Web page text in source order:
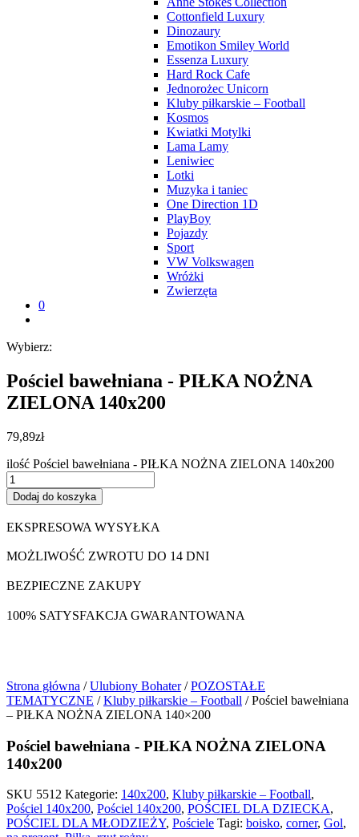
Cottonfield Luxury
Dinozaury
Emotikon Smiley World
Essenza Luxury
Hard Rock Cafe
Jednorożec Unicorn
Kluby piłkarskie – Football
Kosmos
Kwiatki Motylki
Lama Lamy
Leniwiec
Lotki
Muzyka i taniec
One Direction 1D
PlayBoy
Pojazdy
Sport
VW Volkswagen
Wróżki
Zwierzęta
0
Wybierz:
Pościel bawełniana - PIŁKA NOŻNA
ZIELONA 140x200
79,89zł
ilość Pościel bawełniana - PIŁKA NOŻNA ZIELONA 140x200
Dodaj do koszyka
EKSPRESOWA WYSYŁKA
MOŻLIWOŚĆ ZWROTU DO 14 DNI
BEZPIECZNE ZAKUPY
100% SATYSFAKCJA GWARANTOWANA
Strona główna /Ulubiony Bohater/POZOSTAŁE
TEMATYCZNE /Kluby piłkarskie – Football / Pościel bawełniana
– PIŁKA NOŻNA ZIELONA 140×200
Pościel bawełniana - PIŁKA NOŻNA ZIELONA
140x200
SKU 5512 Kategorie: 140x200, Kluby piłkarskie – Football,
Pościel 140x200, Pościel 140x200, POŚCIEL DLA DZIECKA,
POŚCIEL DLA MŁODZIEŻY, Pościele Tagi: boisko, corner, Gol,